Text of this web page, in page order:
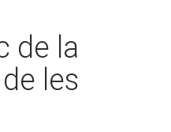
de la
les